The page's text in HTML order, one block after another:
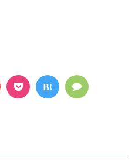
B!